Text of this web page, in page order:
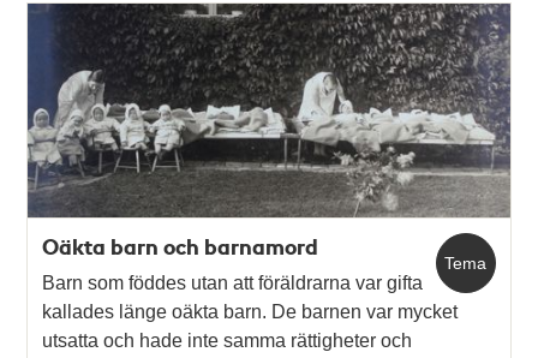
Tema
Oäkta barn och barnamord
Barn som föddes utan att föräldrarna var gifta
kallades länge oäkta barn. De barnen var mycket
utsatta och hade inte samma rättigheter och